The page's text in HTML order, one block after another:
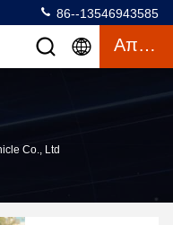
86--13546943585
Απόσπασμα
Co., Ltd